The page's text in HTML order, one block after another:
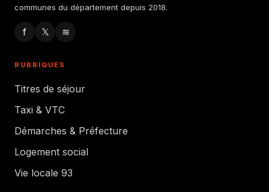
communes du département depuis 2018.
f 𝕏 ≋
RUBRIQUES
Titres de séjour
Taxi & VTC
Démarches & Préfecture
Logement social
Vie locale 93